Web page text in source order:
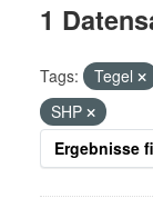
1
Tags: Tegel
SHP
Ergebnisse